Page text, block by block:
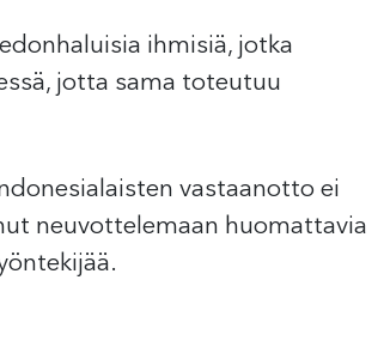
ihmisiä, jotka
jotta sama toteutuu
vastaanotto ei
neuvottelemaan huomattavia